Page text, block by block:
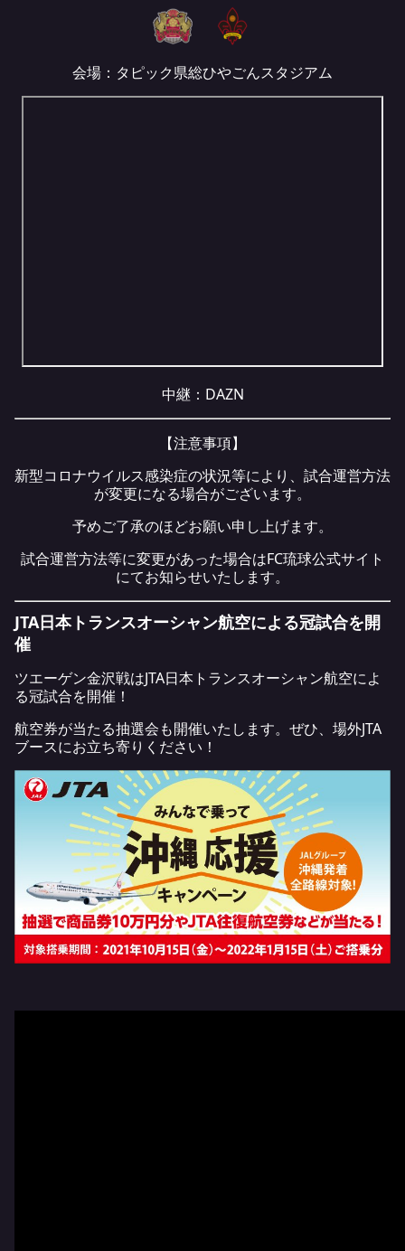
会場：タピック県総ひやごんスタジアム
中継： DAZN
【注意事項】
新型コロナウイルス感染症の状況等により、試合運営方法
が変更になる場合がございます。
予めご了承のほどお願い申し上げます。
試合運営方法等に変更があった場合はFC琉球公式サイト
にてお知らせいたします。
JTA日本トランスオーシャン航空による冠試合を開
催
ツエーゲン金沢戦はJTA日本トランスオーシャン航空によ
る冠試合を開催！
航空券が当たる抽選会も開催いたします。ぜひ、場外JTA
ブースにお立ち寄りください！